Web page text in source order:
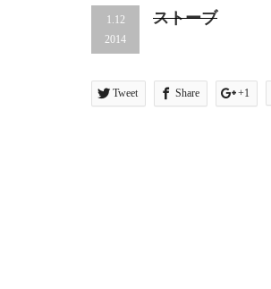
1.12
2014
ストーブ
Tweet Share +1